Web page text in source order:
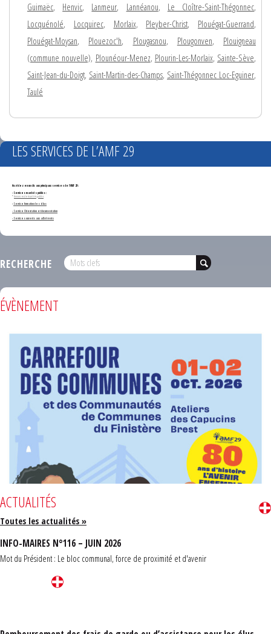
Guimaëc, Henvic, Lanmeur, Lannéanou, Le Cloître-Saint-Thégonnec,
Locquénolé, Locquirec, Morlaix, Pleyber-Christ, Plouégat-Guerrand,
Plouégat-Moysan, Plouezoc'h, Plougasnou, Plougonven, Plouigneau
(commune nouvelle), Plounéour-Menez, Plourin-Les-Morlaix, Sainte-Sève,
Saint-Jean-du-Doigt, Saint-Martin-des-Champs, Saint-Thégonnec Loc-Eguiner,
Taulé
LES SERVICES DE L’AMF 29
Accédez en un clic aux principaux services de l'AMF 29 :
- Services marchés publics :
*Annonces de marchés publics
-Service formation des élus
- Service Orientation et documentation
- Services ouverts aux adhérents
RECHERCHE
ÉVÈNEMENT
ACTUALITÉS
Toutes les actualités »
INFO-MAIRES N°116 – JUIN 2026
Mot du Président : Le bloc communal, force de proximité et d'avenir